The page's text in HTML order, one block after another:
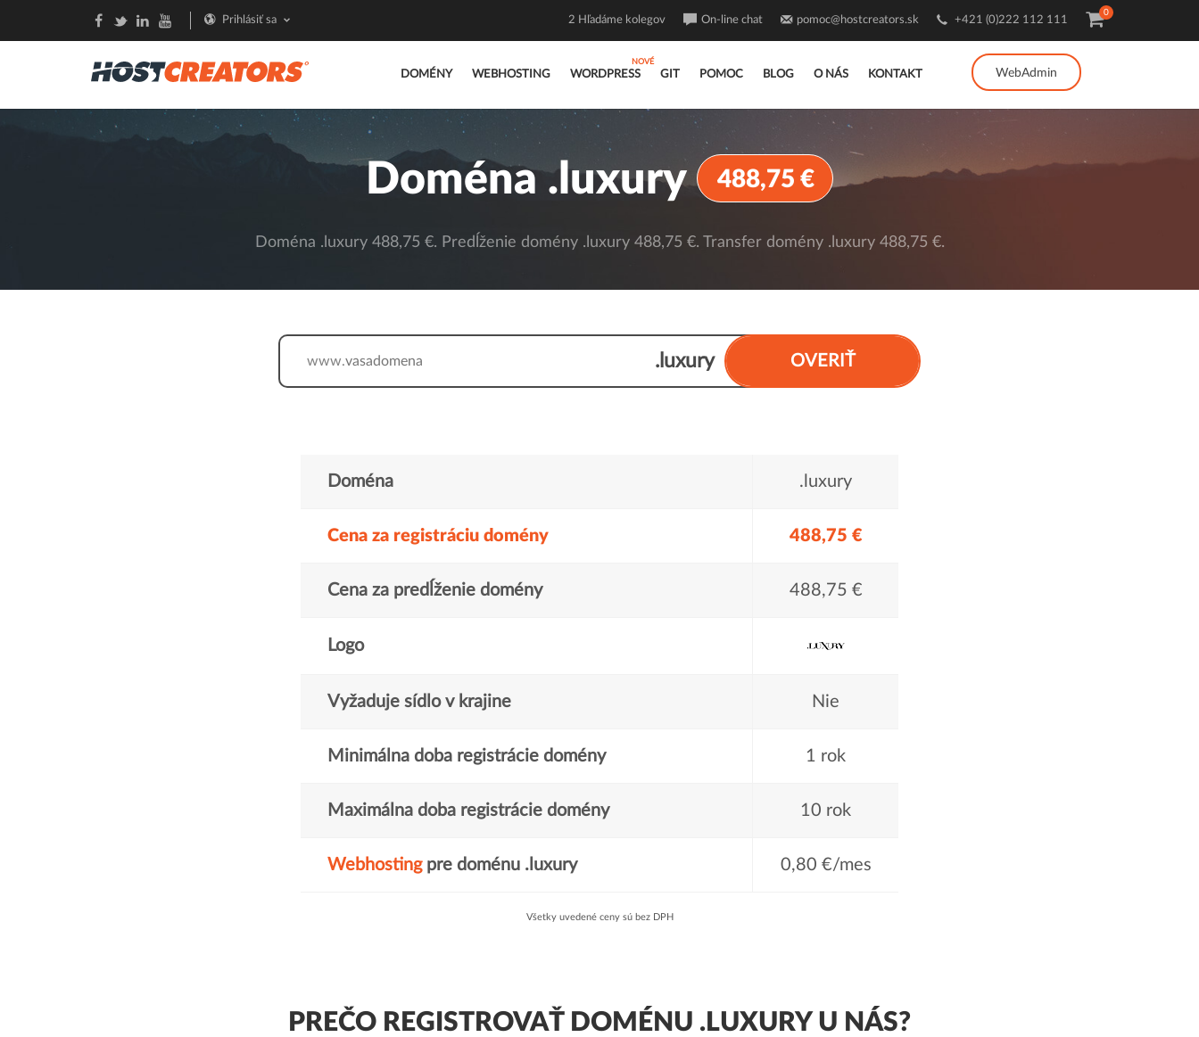
DOMÉNY WEBHOSTING WORDPRESS GIT POMOC BLOG O NÁS KONTAKT WebAdmin
Prihlásiť sa 2 Hľadáme kolegov On-line chat pomoc@hostcreators.sk +421 (0)222 112 111
0
Doména .luxury 488,75 €
Doména .luxury 488,75 €. Predĺženie domény .luxury 488,75 €. Transfer domény .luxury 488,75 €.
OVERIŤ
.luxury
www.
Doména .luxury
Cena za registráciu domény 488,75 €
Cena za predĺženie domény 488,75 €
Logo
Vyžaduje sídlo v krajine Nie
Minimálna doba registrácie domény 1 rok
Maximálna doba registrácie domény 10 rok
Webhostingpre doménu .luxury 0,80 €/mes
Všetky uvedené ceny sú bez DPH
PREČO REGISTROVAŤ DOMÉNU .LUXURY U NÁS?